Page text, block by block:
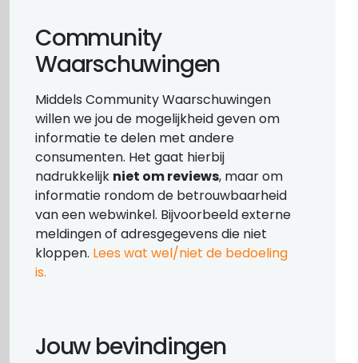
Community
Waarschuwingen
Middels Community Waarschuwingen
willen we jou de mogelijkheid geven om
informatie te delen met andere
consumenten. Het gaat hierbij
nadrukkelijk niet om reviews, maar om
informatie rondom de betrouwbaarheid
van een webwinkel. Bijvoorbeeld externe
meldingen of adresgegevens die niet
kloppen. Lees wat wel/niet de bedoeling
is.
Jouw bevindingen